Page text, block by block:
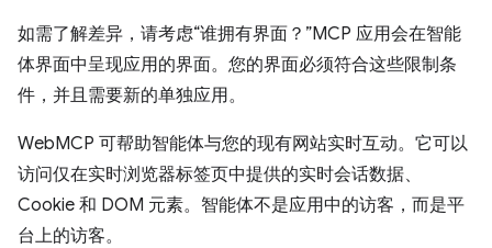
如需了解差异，请考虑“谁拥有界面？”MCP 应用会在智能
体界面中呈现应用的界面。您的界面必须符合这些限制条
件，并且需要新的单独应用。
WebMCP 可帮助智能体与您的现有网站实时互动。它可以
访问仅在实时浏览器标签页中提供的实时会话数据、
Cookie 和 DOM 元素。智能体不是应用中的访客，而是平
台上的访客。